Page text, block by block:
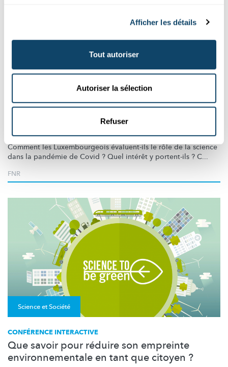
Afficher les détails
Tout autoriser
Autoriser la sélection
Refuser
SONDAGE REPRÉSENTATIF DU FNR
Taux de confiance encore en hausse pour la
science
Comment lesLuxembourgeoisévaluent-ils le rôle de la science
dans la pandémie de Covid ? Quel intérêt y portent-ils ? C...
FNR
Science et Société
CONFÉRENCE INTERACTIVE
Que savoir pour réduire son empreinte
environnementale en tant que citoyen ?